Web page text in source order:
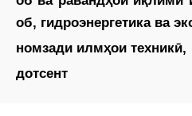
об, гидроэнергетика ва
номзади илмҳои техникӣ,
дотсент